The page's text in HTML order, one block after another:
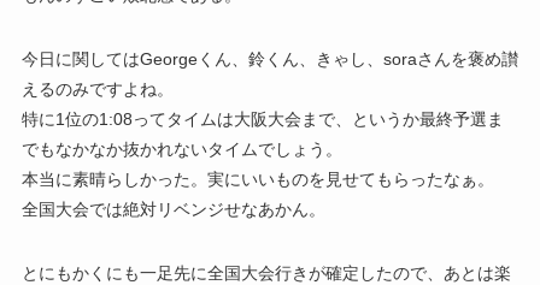
今日に関してはGeorgeくん、鈴くん、きゃし、soraさんを褒め讃
えるのみですよね。
特に1位の1:08ってタイムは大阪大会まで、というか最終予選ま
でもなかなか抜かれないタイムでしょう。
本当に素晴らしかった。実にいいものを見せてもらったなぁ。
全国大会では絶対リベンジせなあかん。
とにもかくにも一足先に全国大会行きが確定したので、あとは楽